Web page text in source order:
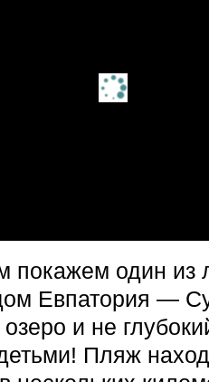
покажем один из
Евпатория —
и не
Пляж